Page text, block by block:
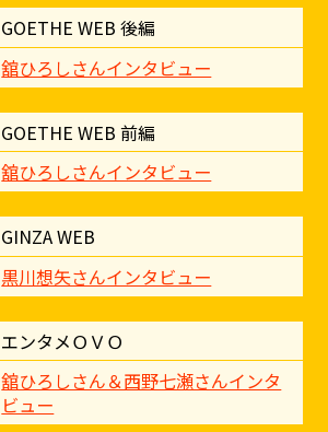
GOETHE WEB 後編
舘ひろしさんインタビュー
GOETHE WEB 前編
舘ひろしさんインタビュー
GINZA WEB
黒川想矢さんインタビュー
エンタメＯＶＯ
舘ひろしさん＆西野七瀬さんインタ
ビュー